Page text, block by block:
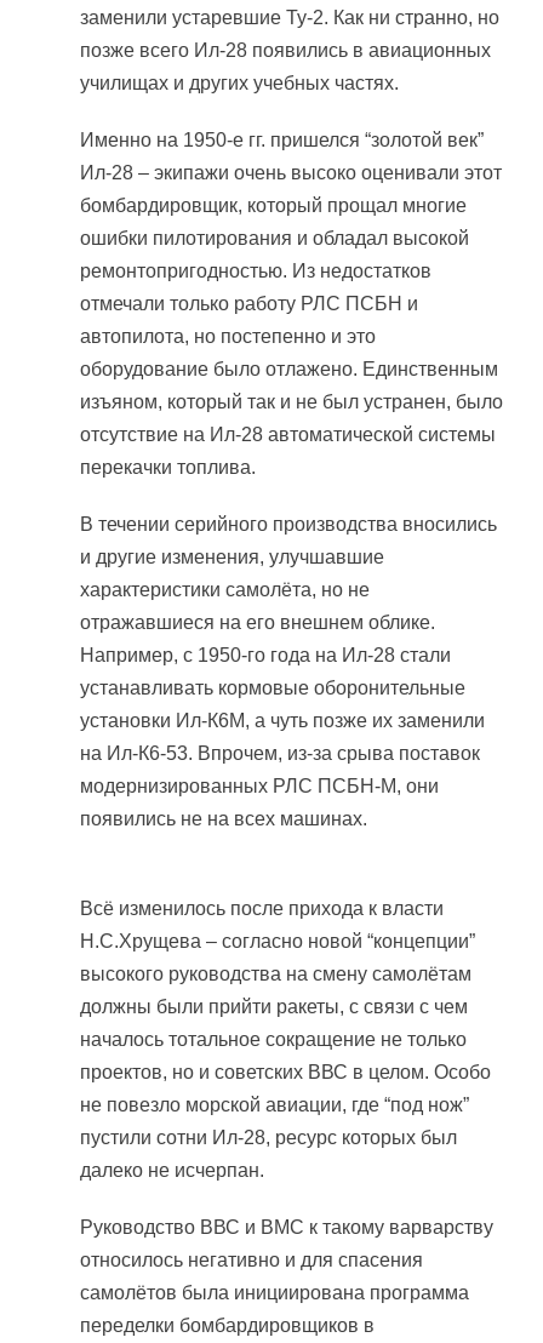
заменили устаревшие Ту-2. Как ни странно, но
позже всего Ил-28 появились в авиационных
училищах и других учебных частях.
Именно на 1950-е гг. пришелся “золотой век”
Ил-28 – экипажи очень высоко оценивали этот
бомбардировщик, который прощал многие
ошибки пилотирования и обладал высокой
ремонтопригодностью. Из недостатков
отмечали только работу РЛС ПСБН и
автопилота, но постепенно и это
оборудование было отлажено. Единственным
изъяном, который так и не был устранен, было
отсутствие на Ил-28 автоматической системы
перекачки топлива.
В течении серийного производства вносились
и другие изменения, улучшавшие
характеристики самолёта, но не
отражавшиеся на его внешнем облике.
Например, с 1950-го года на Ил-28 стали
устанавливать кормовые оборонительные
установки Ил-К6М, а чуть позже их заменили
на Ил-К6-53. Впрочем, из-за срыва поставок
модернизированных РЛС ПСБН-М, они
появились не на всех машинах.
Всё изменилось после прихода к власти
Н.С.Хрущева – согласно новой “концепции”
высокого руководства на смену самолётам
должны были прийти ракеты, с связи с чем
началось тотальное сокращение не только
проектов, но и советских ВВС в целом. Особо
не повезло морской авиации, где “под нож”
пустили сотни Ил-28, ресурс которых был
далеко не исчерпан.
Руководство ВВС и ВМС к такому варварству
относилось негативно и для спасения
самолётов была инициирована программа
переделки бомбардировщиков в